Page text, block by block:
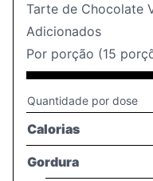
Tarte de Chocolate
Adicionados
Por porção (15
Quantidade por dose
Calorias
Gordura